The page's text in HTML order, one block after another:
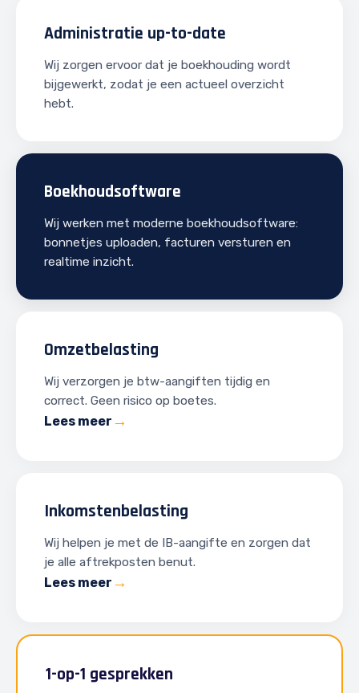
Administratie up-to-date
Wij zorgen ervoor dat je boekhouding wordt
bijgewerkt, zodat je een actueel overzicht
hebt.
Boekhoudsoftware
Wij werken met moderne boekhoudsoftware:
bonnetjes uploaden, facturen versturen en
realtime inzicht.
Omzetbelasting
Wij verzorgen je btw-aangiften tijdig en
correct. Geen risico op boetes.
Lees meer
Inkomstenbelasting
Wij helpen je met de IB-aangifte en zorgen dat
je alle aftrekposten benut.
Lees meer
1-op-1 gesprekken